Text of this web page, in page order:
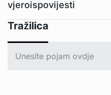
vjeroispovijesti
Tražilica